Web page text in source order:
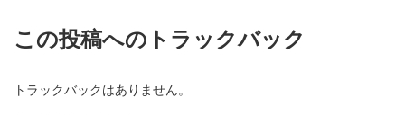
この投稿へのトラックバック
トラックバックはありません。